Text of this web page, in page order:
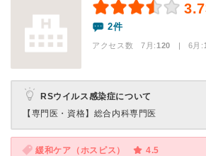
2件
アクセス数 7月:120 | 6月:
RSウイルス感染症について
【専門医・資格】 総合内科専門医
緩和ケア（ホスピス）
4.5